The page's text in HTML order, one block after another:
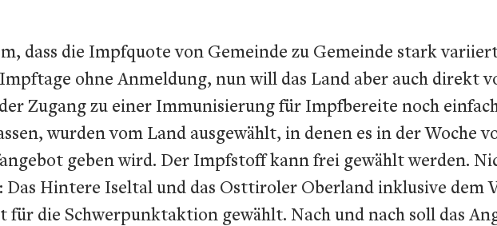
dass die Impfquote von Gemeinde zu Gemeinde stark
ohne Anmeldung, nun will das Land aber auch direkt
Zugang zu einer Immunisierung für Impfbereite noch
wurden vom Land ausgewählt, in denen es in der Woche
geben wird. Der Impfstoff kann frei gewählt werden.
Das Hintere Iseltal und das Osttiroler Oberland inklusive
die Schwerpunktaktion gewählt. Nach und nach soll das